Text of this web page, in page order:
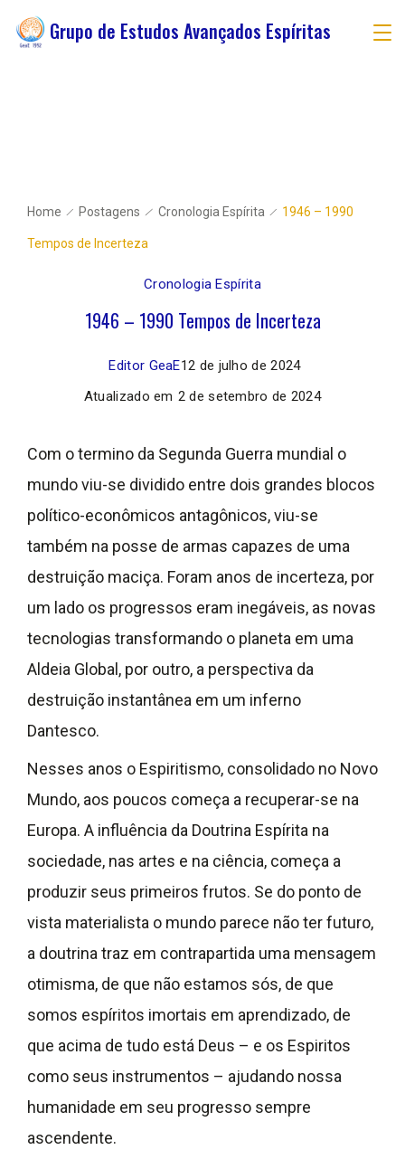
Grupo de Estudos Avançados Espíritas
Home Postagens Cronologia Espírita 1946 – 1990
Tempos de Incerteza
Cronologia Espírita
1946 – 1990 Tempos de Incerteza
Editor GeaE12 de julho de 2024
Atualizado em 2 de setembro de 2024
Com o termino da Segunda Guerra mundial o
mundo viu-se dividido entre dois grandes blocos
político-econômicos antagônicos, viu-se
também na posse de armas capazes de uma
destruição maciça. Foram anos de incerteza, por
um lado os progressos eram inegáveis, as novas
tecnologias transformando o planeta em uma
Aldeia Global, por outro, a perspectiva da
destruição instantânea em um inferno
Dantesco.
Nesses anos o Espiritismo, consolidado no Novo
Mundo, aos poucos começa a recuperar-se na
Europa. A influência da Doutrina Espírita na
sociedade, nas artes e na ciência, começa a
produzir seus primeiros frutos. Se do ponto de
vista materialista o mundo parece não ter futuro,
a doutrina traz em contrapartida uma mensagem
otimisma, de que não estamos sós, de que
somos espíritos imortais em aprendizado, de
que acima de tudo está Deus – e os Espiritos
como seus instrumentos – ajudando nossa
humanidade em seu progresso sempre
ascendente.